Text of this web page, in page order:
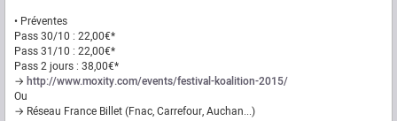
• Préventes
Pass 30/10 : 22,00€*
Pass 31/10 : 22,00€*
Pass 2 jours : 38,00€*
→ http://www.moxity.com/events/festival-koalition-2015/
Ou
→ Réseau France Billet (Fnac, Carrefour, Auchan...)